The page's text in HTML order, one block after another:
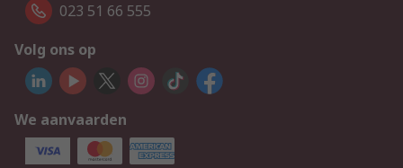
023 51 66 555
Volg ons op
We aanvaarden